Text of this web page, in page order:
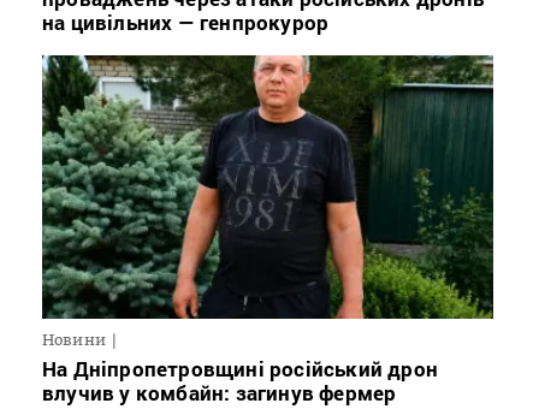
на цивільних — генпрокурор
Новини
На Дніпропетровщині російський дрон
влучив у комбайн: загинув фермер